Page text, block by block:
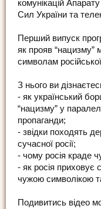
комунікацій
Сил України та
Перший випуск
як прояв
символам
З нього ви
- як український
“нацизму” у
пропаганди;
- звідки походять
сучасної росії;
- чому росія краде
- як росія приховує
чужою символікою
Подивитись відео